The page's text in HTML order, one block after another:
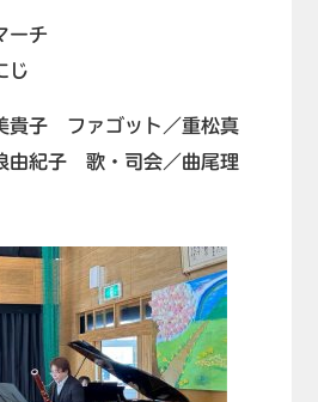
ーチ
じ
貴子 ファゴット／重松真
紀子 歌・司会／曲尾理